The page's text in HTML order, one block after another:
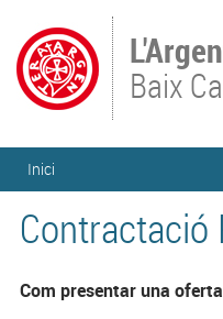
Baix
Esteu aquí
Inici
Contractació
Com presentar una